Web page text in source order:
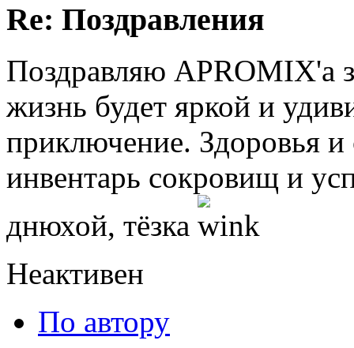
Re: Поздравления
Поздравляю APROMIX'а
жизнь будет яркой и
приключение. Здоровья
инвентарь сокровищ и
днюхой, тёзка
Неактивен
По автору